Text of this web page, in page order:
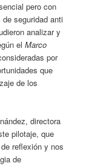
pero con
seguridad anti
analizar y
elMarco
por
que
de los
directora
pilotaje, que
reflexión y nos
de